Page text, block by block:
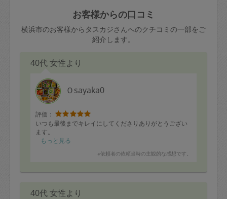
お客様からの口コミ
横浜市のお客様からタスカジさんへのクチコミの一部をご
紹介します。
40代 女性より
Ｏsayaka0
評価：
いつも最後までキレイにしてくださりありがとうござい
ます。
もっと見る
※依頼者の依頼当時の主観的な感想です。
40代 女性より